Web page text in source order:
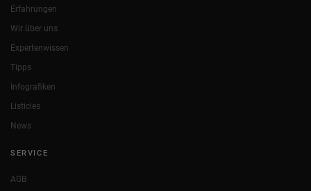
Erfahrungen
Wir über uns
Expertenwissen
Tipps
Infografiken
Listicles
News
SERVICE
AGB